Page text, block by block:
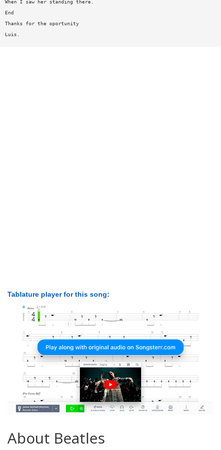
When I saw her standing there.
End
Thanks for the oportunity
Luis.
Tablature player for this song:
About Beatles